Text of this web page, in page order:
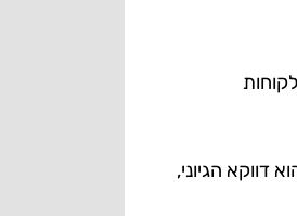
דווקא הגיוני,